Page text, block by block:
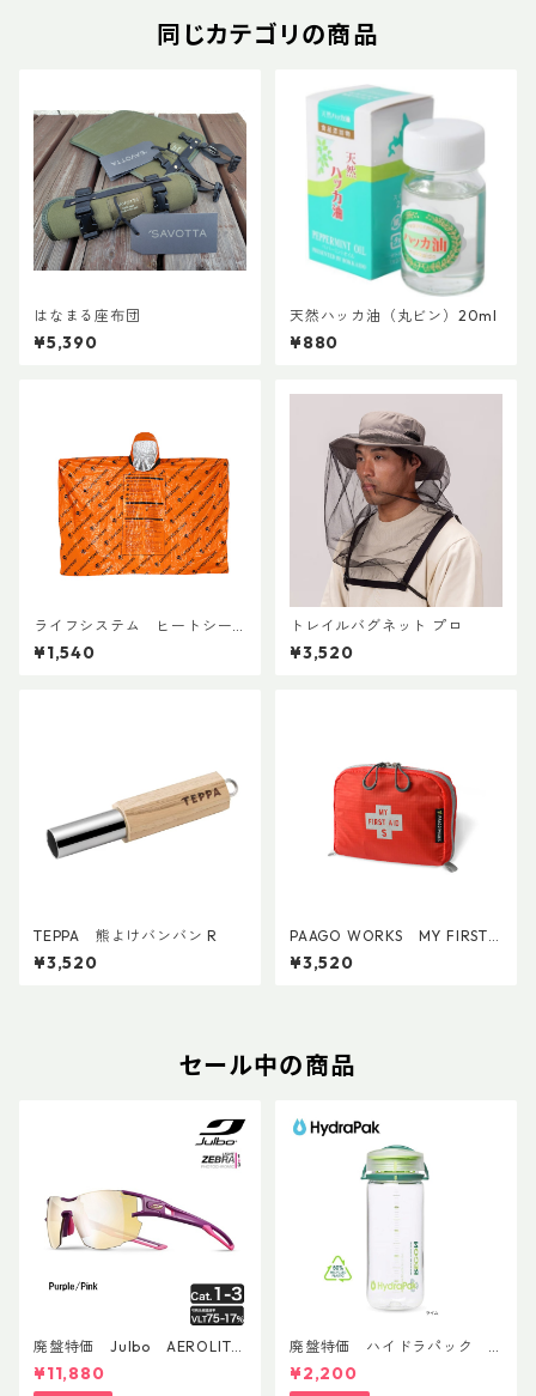
同じカテゴリの商品
はなまる座布団
¥5,390
天然ハッカ油（丸ビン）20ml
¥880
ライフシステム ヒートシー
ルドポンチョ
¥1,540
トレイルバグネット プロ
¥3,520
TEPPA 熊よけバンバン R
¥3,520
PAAGO WORKS MY FIRST
AID S
¥3,520
セール中の商品
廃盤特価 Julbo AEROLITE
AsianFit
¥11,880
廃盤特価 ハイドラパック
リーコン ツイスト＆シップ 50
0ml
¥2,200